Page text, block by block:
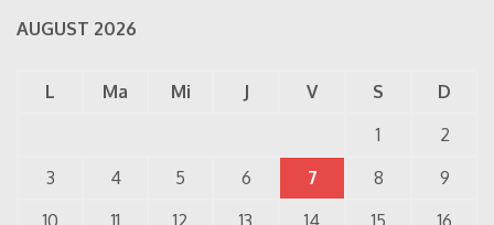
AUGUST 2026
L Ma Mi J V S
D
1
2
3
4 5 6 7 8
9